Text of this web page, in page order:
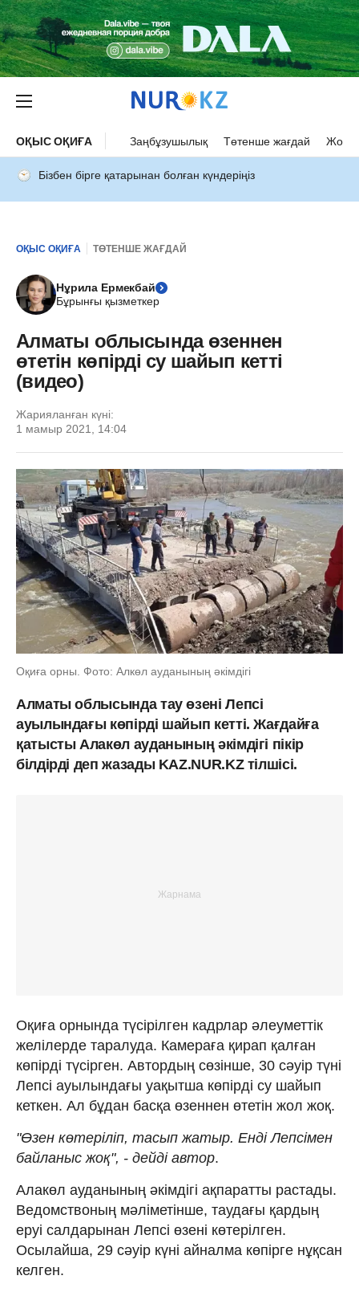
ОҚЫС ОҚИҒА Заңбұзушылық Төтенше жағдай Жол
Бізбен бірге қатарынан болған күндеріңіз
ОҚЫС ОҚИҒА ТӨТЕНШЕ ЖАҒДАЙ
Нұрила Ермекбай
Бұрынғы қызметкер
Алматы облысында өзеннен
өтетін көпірді су шайып кетті
(видео)
Жарияланған күні:
1 мамыр 2021, 14:04
Оқиға орны. Фото: Алкөл ауданының әкімдігі
Алматы облысында тау өзені Лепсі
ауылындағы көпірді шайып кетті. Жағдайға
қатысты Алакөл ауданының әкімдігі пікір
білдірді деп жазады KAZ.NUR.KZ тілшісі.
Оқиға орнында түсірілген кадрлар әлеуметтік
желілерде таралуда. Камераға қирап қалған
көпірді түсірген. Автордың сөзінше, 30 сәуір түні
Лепсі ауылындағы уақытша көпірді су шайып
кеткен. Ал бұдан басқа өзеннен өтетін жол жоқ.
"Өзен көтеріліп, тасып жатыр. Енді Лепсімен
байланыс жоқ", - дейді автор.
Алакөл ауданының әкімдігі ақпаратты растады.
Ведомствоның мәліметінше, таудағы қардың
еруі салдарынан Лепсі өзені көтерілген.
Осылайша, 29 сәуір күні айналма көпірге нұқсан
келген.